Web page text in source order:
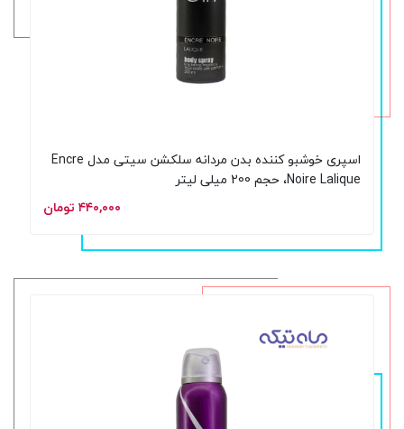
اسپری خوشبو کننده بدن مردانه سلکشن سیتی مدل Encre
Noire Lalique، حجم 200 میلی لیتر
۴۴۰,۰۰۰ تومان